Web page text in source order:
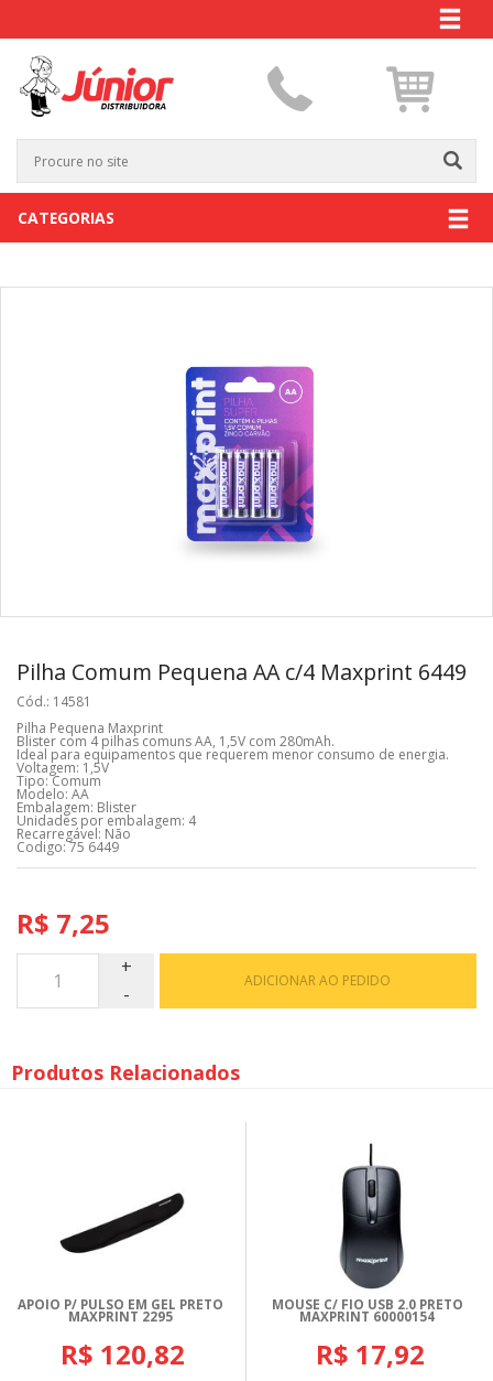
CATEGORIAS
Pilha Comum Pequena AA c/4 Maxprint 6449
Cód.: 14581
Pilha Pequena Maxprint
Blister com 4 pilhas comuns AA, 1,5V com 280mAh.
Ideal para equipamentos que requerem menor consumo de energia.
Voltagem: 1,5V
Tipo: Comum
Modelo: AA
Embalagem: Blister
Unidades por embalagem: 4
Recarregável: Não
Codigo: 75 6449
R$ 7,25
ADICIONAR AO PEDIDO
Produtos Relacionados
APOIO P/ PULSO EM GEL PRETO
MAXPRINT 2295
R$ 120,82
MOUSE C/ FIO USB 2.0 PRETO
MAXPRINT 60000154
R$ 17,92